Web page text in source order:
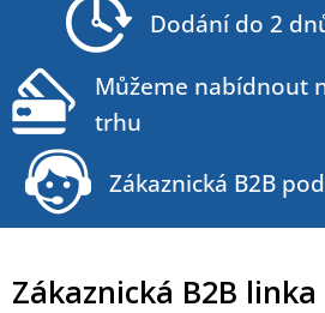
Zákaznická B2B linka
Dodání do 2
Můžeme nabídnout
trhu
Zákaznická B2B